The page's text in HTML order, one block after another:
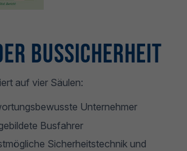
Bussicherheit
auf vier Säulen:
Unternehmer
Busfahrer
Sicherheitstechnik und